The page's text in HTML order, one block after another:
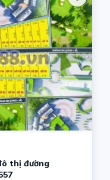
thị đường